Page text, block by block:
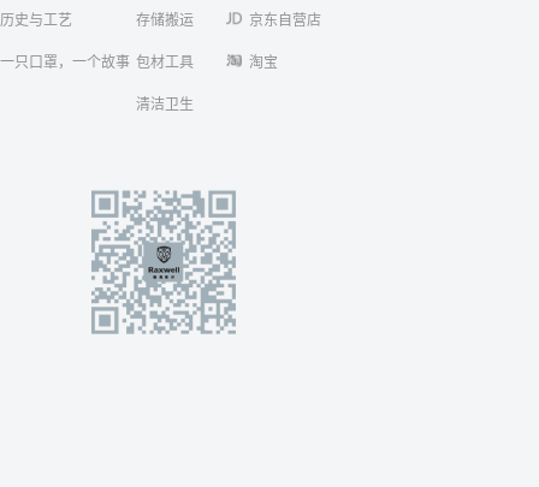
历史与工艺
一只口罩，一个故事
存储搬运
包材工具
清洁卫生
京东自营店
淘宝